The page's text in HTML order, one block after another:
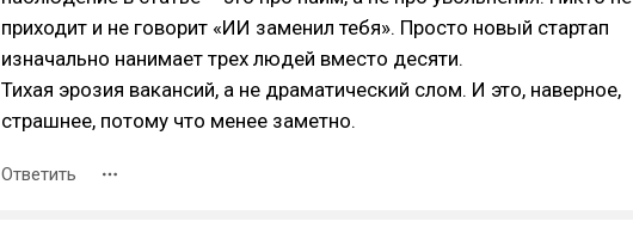
приходит и не говорит «ИИ заменил тебя». Просто новый стартап
изначально нанимает трех людей вместо десяти.
Тихая эрозия вакансий, а не драматический слом. И это, наверное,
страшнее, потому что менее заметно.
Ответить